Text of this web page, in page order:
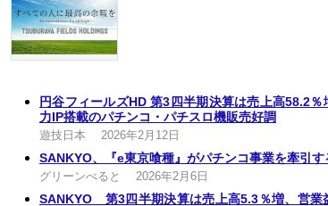
円谷フィールズHD 第3四半期決算は売上高58.2
力IP搭載のパチンコ・パチスロ機販売好調
遊技日本 2026年2月12日
SANKYO、『e東京喰種』がパチンコ事業を牽引
グリーンべると 2026年2月6日
SANKYO 第3四半期決算は売上高5.3％増、営